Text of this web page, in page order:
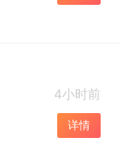
4小时前
详情